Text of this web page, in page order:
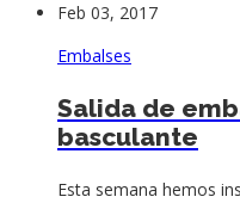
Feb 03, 2017
Embalses
Salida de
basculante
Esta semana hemos